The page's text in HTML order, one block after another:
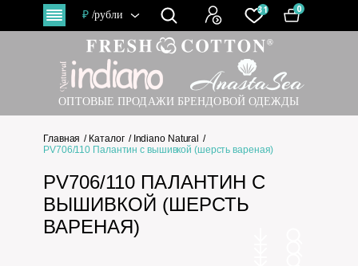
₽/рубли 31 0
ОПТОВЫЕ ПРОДАЖИ БРЕНДОВОЙ ОДЕЖДЫ
Главная Каталог
Indiano Natural
PV706/110 Палантин с вышивкой (шерсть вареная)
PV706/110 ПАЛАНТИН С
ВЫШИВКОЙ (ШЕРСТЬ
ВАРЕНАЯ)